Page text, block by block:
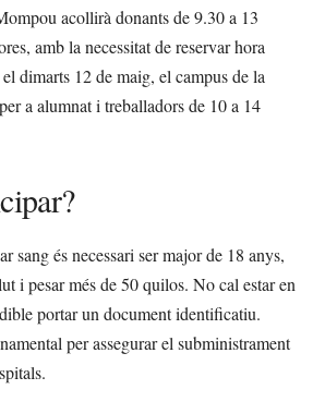
acollirà donants de 9.30 a 13
amb la necessitat de reservar hora
dimarts 12 de maig, el campus de la
a alumnat i treballadors de 10 a 14
sang és necessari ser major de 18 anys,
i pesar més de 50 quilos. No cal estar en
portar un document identificatiu.
per assegurar el subministrament